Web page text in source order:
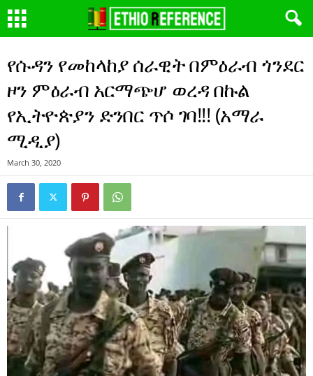
የሱዳን የመከላከያ ሰራዊት በምዕራብ ጎንደር
ዞን ምዕራብ አርማጭሆ ወረዳ በኩል
የኢትዮጵያን ድንበር ጥሶ ገባ!!! (አማራ
ሚዲያ)
March 30, 2020